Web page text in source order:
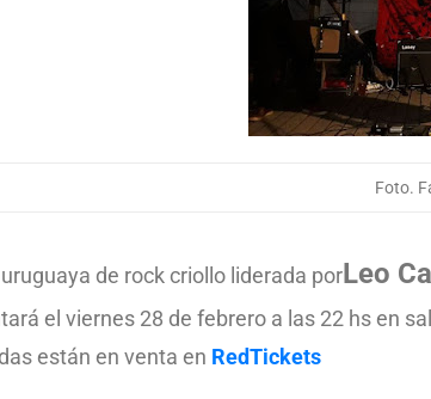
Foto.
de rock criollo liderada porLeo
el viernes 28 de febrero a las 22 hs en
están en venta en RedTickets